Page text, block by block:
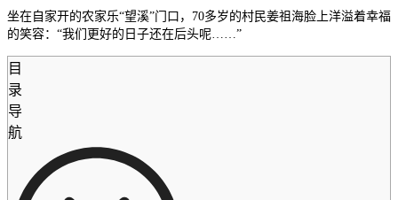
坐在自家开的农家乐“望溪”门口，70多岁的村民姜祖海脸上洋溢着幸福
的笑容：“我们更好的日子还在后头呢……”
目
录
导
航